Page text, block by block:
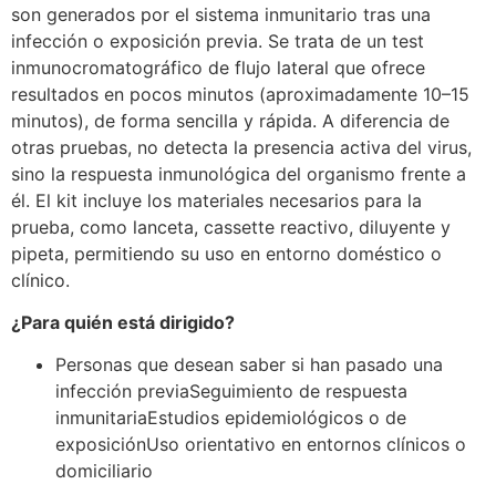
son generados por el sistema inmunitario tras una
infección o exposición previa. Se trata de un test
inmunocromatográfico de flujo lateral que ofrece
resultados en pocos minutos (aproximadamente 10–15
minutos), de forma sencilla y rápida. A diferencia de
otras pruebas, no detecta la presencia activa del virus,
sino la respuesta inmunológica del organismo frente a
él. El kit incluye los materiales necesarios para la
prueba, como lanceta, cassette reactivo, diluyente y
pipeta, permitiendo su uso en entorno doméstico o
clínico.
¿Para quién está dirigido?
Personas que desean saber si han pasado una
infección previaSeguimiento de respuesta
inmunitariaEstudios epidemiológicos o de
exposiciónUso orientativo en entornos clínicos o
domiciliario